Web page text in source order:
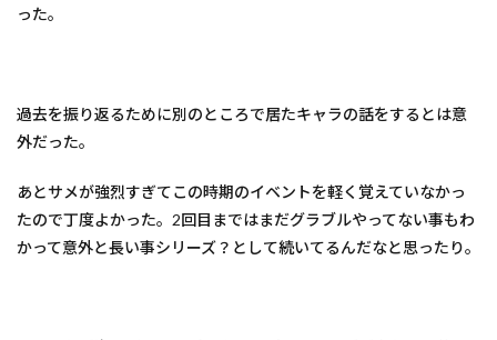
った。
過去を振り返るために別のところで居たキャラの話をするとは意
外だった。
あとサメが強烈すぎてこの時期のイベントを軽く覚えていなかっ
たので丁度よかった。2回目まではまだグラブルやってない事もわ
かって意外と長い事シリーズ？として続いてるんだなと思ったり。